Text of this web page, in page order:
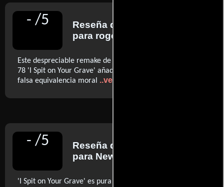
- /5 Reseña de
para rogerebert.com
Este despreciable remake de la despreciable película del
78 'I Spit on Your Grave' añade además otra ofensa: una
falsa equivalencia moral
..ver más
- /5 Reseña de
para New York Post
'I Spit on Your Grave' es pura y dura exploitation. Pero es